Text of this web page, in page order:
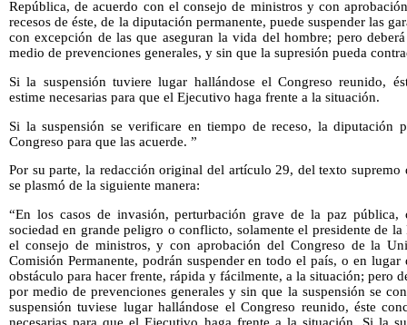
República, de acuerdo con el consejo de ministros y con
recesos de éste, de la diputación permanente, puede suspender las
con excepción de las que aseguran la vida del hombre; pero
medio de prevenciones generales, y sin que la supresión pueda
Si la suspensión tuviere lugar hallándose el Congreso reunido,
estime necesarias para que el Ejecutivo haga frente a la situación.
Si la suspensión se verificare en tiempo de receso, la diputación
Congreso para que las acuerde. ”
Por su parte, la redacción original del artículo 29, del texto
se plasmó de la siguiente manera:
“En los casos de invasión, perturbación grave de la paz
sociedad en grande peligro o conflicto, solamente el presidente de
el consejo de ministros, y con aprobación del Congreso de la
Comisión Permanente, podrán suspender en todo el país, o en lugar
obstáculo para hacer frente, rápida y fácilmente, a la situación; pero
por medio de prevenciones generales y sin que la suspensión se
suspensión tuviese lugar hallándose el Congreso reunido, éste